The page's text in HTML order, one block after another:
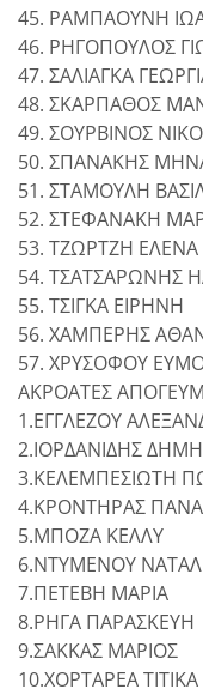
45. ΡΑΜΠΑΟΥΝΗ
46. ΡΗΓΟΠΟΥΛΟΣ
47. ΣΑΛΙΑΓΚΑ
48. ΣΚΑΡΠΑΘΟΣ
49. ΣΟΥΡΒΙΝΟΣ
50. ΣΠΑΝΑΚΗΣ
51. ΣΤΑΜΟΥΛΗ
52. ΣΤΕΦΑΝΑΚΗ
53. ΤΖΩΡΤΖΗ ΕΛΕΝΑ
54. ΤΣΑΤΣΑΡΩΝΗΣ
55. ΤΣΙΓΚΑ ΕΙΡΗΝΗ
56. ΧΑΜΠΕΡΗΣ
57. ΧΡΥΣΟΦΟΥ
ΑΚΡΟΑΤΕΣ
1.ΕΓΓΛΕΖΟΥ
2.ΙΟΡΔΑΝΙΔΗΣ
3.ΚΕΛΕΜΠΕΣΙΩΤΗ
4.ΚΡΟΝΤΗΡΑΣ
5.ΜΠΟΖΑ ΚΕΛΛΥ
6.ΝΤΥΜΕΝΟΥ
7.ΠΕΤΕΒΗ ΜΑΡΙΑ
8.ΡΗΓΑ ΠΑΡΑΣΚΕΥΗ
9.ΣΑΚΚΑΣ ΜΑΡΙΟΣ
10.ΧΟΡΤΑΡΕΑ ΤΙΤΙΚΑ